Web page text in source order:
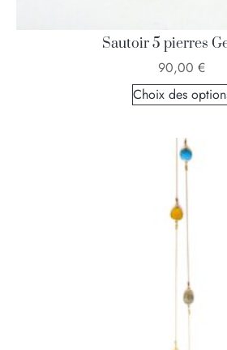
Sautoir 5 pierres
90,00 €
Choix des